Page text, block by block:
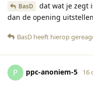
BasD
dat wat je zegt
dan de opening
BasD heeft hierop
P ppc-anoniem-5 16